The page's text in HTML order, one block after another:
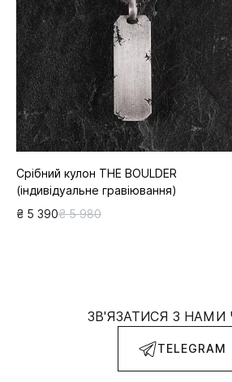
Срібний кулон THE BOULDER
(індивідуальне гравіювання)
₴ 5 390₴ 5 980
ЗВ'ЯЗАТИСЯ З НАМИ
TELEGRAM